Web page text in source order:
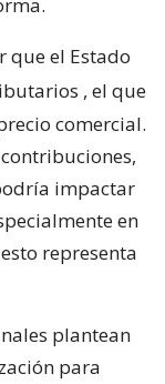
que el Estado
, el que
comercial.
impactar
en
representa
plantean
para